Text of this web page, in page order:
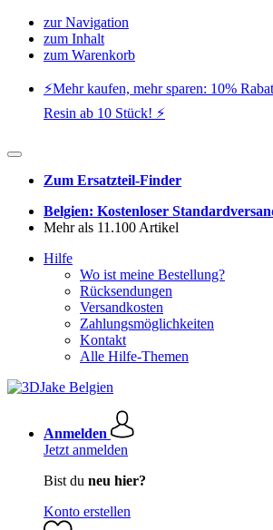
zur Navigation
zum Inhalt
zum Warenkorb
⚡️Mehr kaufen, mehr sparen: 10%
Resin ab 10 Stück! ⚡️
Zum Ersatzteil-Finder
Belgien: Kostenloser
Mehr als 11.100 Artikel
Hilfe
Wo ist meine Bestellung?
Rücksendungen
Versandkosten
Zahlungsmöglichkeiten
Kontakt
Alle Hilfe-Themen
Anmelden
Jetzt anmelden
Bist du neu hier?
Konto erstellen